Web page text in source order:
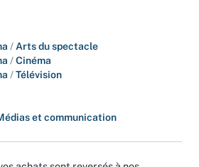
/Arts du spectacle
/Cinéma
/Télévision
et communication